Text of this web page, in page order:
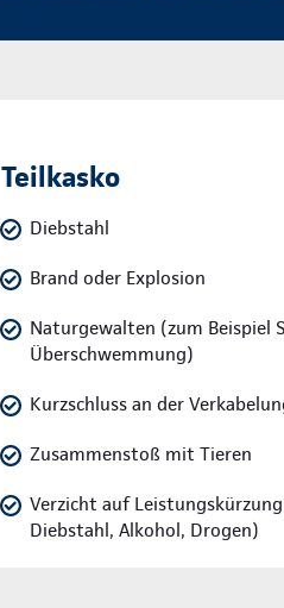
Teilkasko
Diebstahl
Brand oder Explosion
Naturgewalten (zum Beispiel
Überschwemmung)
Kurzschluss an der
Zusammenstoß mit Tieren
Verzicht auf
Diebstahl, Alkohol, Drogen)